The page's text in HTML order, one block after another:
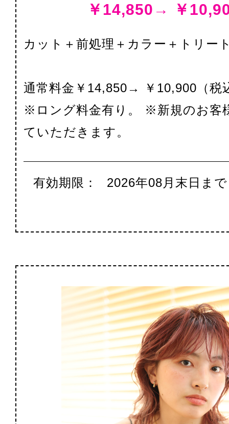
￥14,850→ ￥
カット＋前処理＋カラー＋トリー
通常料金￥14,850→ ￥10,900（税
※ロング料金有り。 ※新規のお客
ていただきます。
有効期限： 2026年08月末日まで